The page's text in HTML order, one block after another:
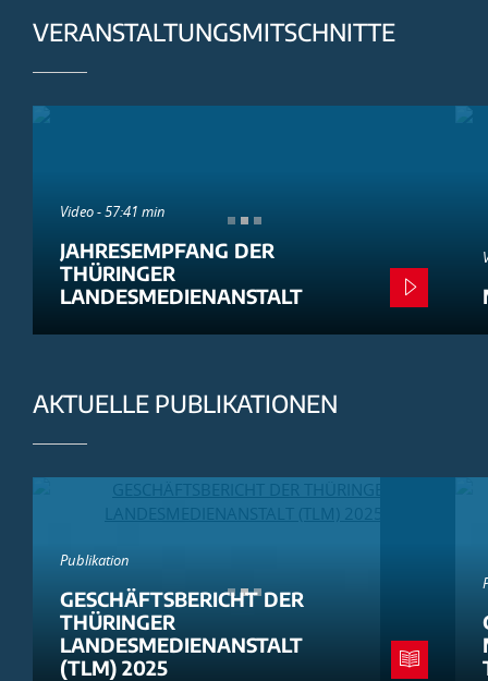
VERANSTALTUNGSMITSCHNITTE
Video - 57:41 min
JAHRESEMPFANG DER
THÜRINGER
LANDESMEDIENANSTALT
AKTUELLE PUBLIKATIONEN
Publikation
GESCHÄFTSBERICHT DER
THÜRINGER
LANDESMEDIENANSTALT
(TLM) 2025